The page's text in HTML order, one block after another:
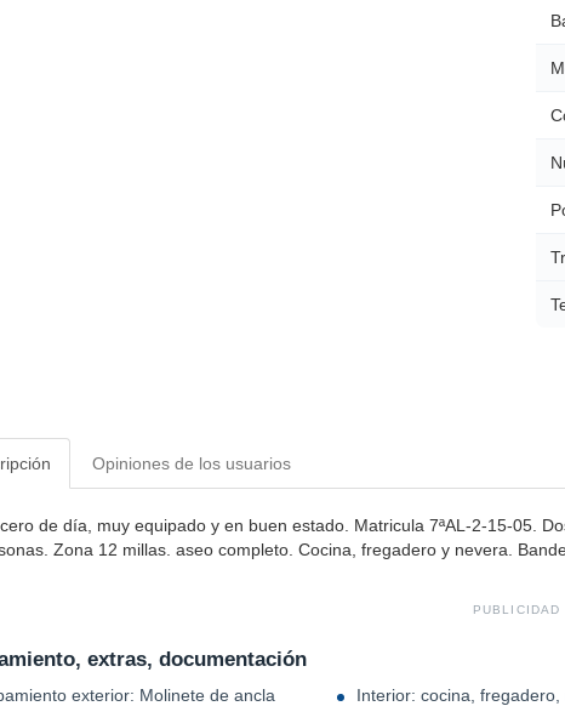
Opiniones de los usuarios
de día, muy equipado y en buen estado. Matricula 7ªAL-2-15-05.
Zona 12 millas. aseo completo. Cocina, fregadero y nevera.
PUBLICIDAD
extras, documentación
exterior: Molinete de ancla
Interior: cocina,